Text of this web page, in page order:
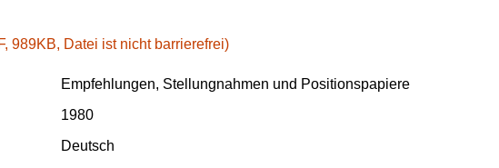
989KB, Datei ist nicht barrierefrei)
Empfehlungen, Stellungnahmen und Positionspapiere
1980
Deutsch